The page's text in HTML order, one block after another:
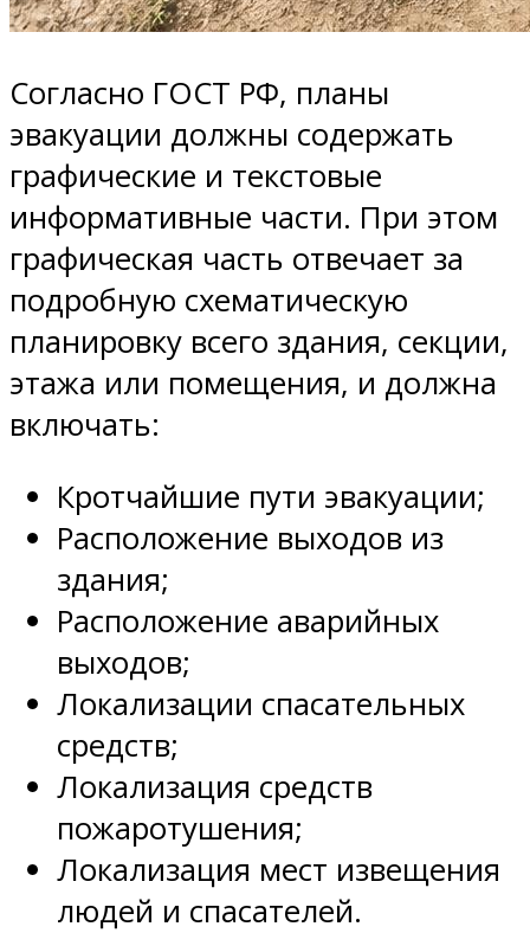
Согласно ГОСТ РФ, планы
эвакуации должны содержать
графические и текстовые
информативные части. При этом
графическая часть отвечает за
подробную схематическую
планировку всего здания, секции,
этажа или помещения, и должна
включать:
Кротчайшие пути эвакуации;
Расположение выходов из
здания;
Расположение аварийных
выходов;
Локализации спасательных
средств;
Локализация средств
пожаротушения;
Локализация мест извещения
людей и спасателей.